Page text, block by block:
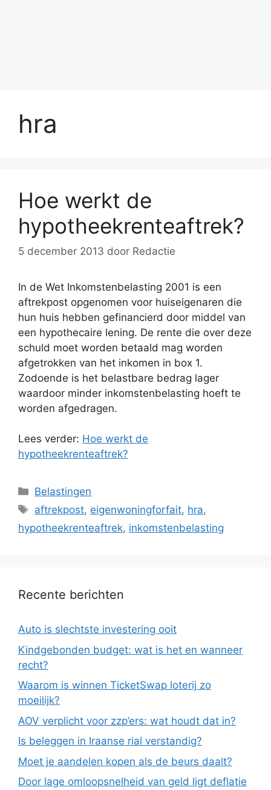
hra
Hoe werkt de
hypotheekrenteaftrek?
5 december 2013 door Redactie
In de Wet Inkomstenbelasting 2001 is een
aftrekpost opgenomen voor huiseigenaren die
hun huis hebben gefinancierd door middel van
een hypothecaire lening. De rente die over deze
schuld moet worden betaald mag worden
afgetrokken van het inkomen in box 1.
Zodoende is het belastbare bedrag lager
waardoor minder inkomstenbelasting hoeft te
worden afgedragen.
Lees verder: Hoe werkt de
hypotheekrenteaftrek?
Categorieën
Belastingen
Tags
aftrekpost, eigenwoningforfait, hra,
hypotheekrenteaftrek, inkomstenbelasting
Recente berichten
Auto is slechtste investering ooit
Kindgebonden budget: wat is het en wanneer
recht?
Waarom is winnen TicketSwap loterij zo
moeilijk?
AOV verplicht voor zzp’ers: wat houdt dat in?
Is beleggen in Iraanse rial verstandig?
Moet je aandelen kopen als de beurs daalt?
Door lage omloopsnelheid van geld ligt deflatie